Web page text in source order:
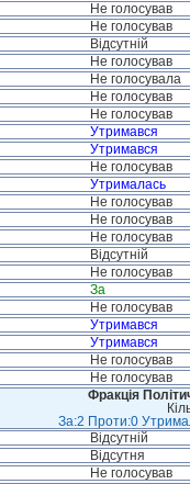
Не голосував
Не голосував
Відсутній
Не голосував
Не голосувала
Не голосував
Не голосував
Утримався
Утримався
Не голосував
Утрималась
Не голосував
Не голосував
Не голосував
Відсутній
Не голосував
За
Не голосував
Утримався
Утримався
Не голосував
Не голосував
Фракція
За:2 Проти:0
Відсутній
Відсутня
Не голосував